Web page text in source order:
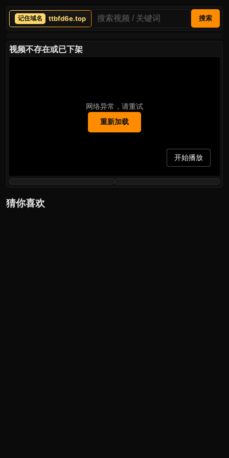
ttbfd6e.top 搜索
视频不存在或已下架
网络异常，请重试
重新加载
开始播放
猜你喜欢